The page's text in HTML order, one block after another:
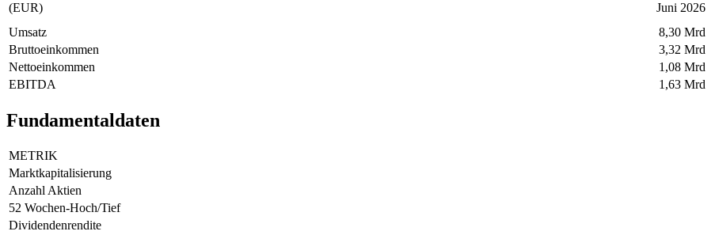
(EUR) Juni 2026
Umsatz
8,30 Mrd
Bruttoeinkommen
3,32 Mrd
Nettoeinkommen
1,08 Mrd
EBITDA
1,63 Mrd
Fundamentaldaten
METRIK
Marktkapitalisierung
Anzahl Aktien
52 Wochen-Hoch/Tief
Dividendenrendite